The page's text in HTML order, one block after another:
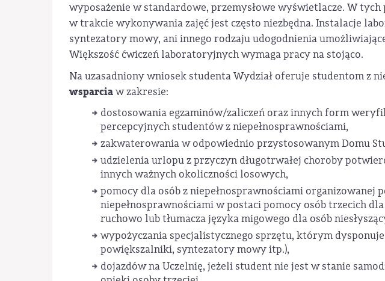
wyposażenie w standardowe, przemysłowe wyświetlacze. W
w trakcie wykonywania zajęć jest często niezbędna. Instalacje
syntezatory mowy, ani innego rodzaju udogodnienia
Większość ćwiczeń laboratoryjnych wymaga pracy na stojąco.
Na uzasadniony wniosek studenta Wydział oferuje studentom z
wsparciaw zakresie:
dostosowania egzaminów/zaliczeń oraz innych form
percepcyjnych studentów z niepełnosprawnościami,
zakwaterowania w odpowiednio przystosowanym Domu
udzielenia urlopu z przyczyn długotrwałej choroby
innych ważnych okoliczności losowych,
pomocy dla osób z niepełnosprawnościami organizowanej
niepełnosprawnościami w postaci pomocy osób trzecich
ruchowo lub tłumacza języka migowego dla osób
wypożyczania specjalistycznego sprzętu, którym
powiększalniki, syntezatory mowy itp.),
dojazdów na Uczelnię, jeżeli student nie jest w stanie